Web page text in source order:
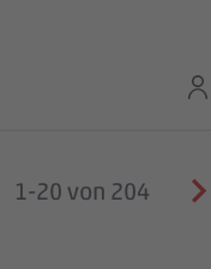
1-20 von 204